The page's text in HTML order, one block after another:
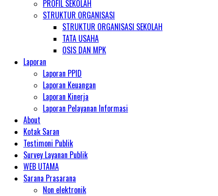
PROFIL SEKOLAH
STRUKTUR ORGANISASI
STRUKTUR ORGANISASI SEKOLAH
TATA USAHA
OSIS DAN MPK
Laporan
Laporan PPID
Laporan Keuangan
Laporan Kinerja
Laporan Pelayanan Informasi
About
Kotak Saran
Testimoni Publik
Survey Layanan Publik
WEB UTAMA
Sarana Prasarana
Non elektronik